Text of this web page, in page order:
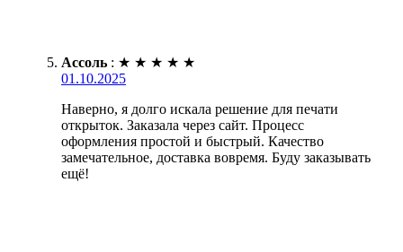
Ассоль : ★ ★ ★ ★ ★
01.10.2025
Наверно, я долго искала решение для печати
открыток. Заказала через сайт. Процесс
оформления простой и быстрый. Качество
замечательное, доставка вовремя. Буду заказывать
ещё!